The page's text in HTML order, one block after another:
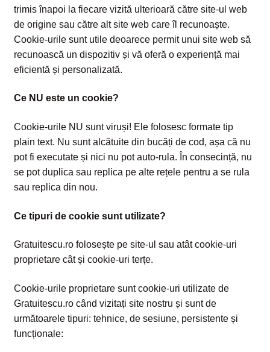
Politica de utilizare cookie
Privacy Policy
trimis înapoi la fiecare vizită ulterioară către site-ul web
de origine sau către alt site web care îl recunoaște.
Cookie-urile sunt utile deoarece permit unui site web să
recunoască un dispozitiv și vă oferă o experiență mai
eficientă și personalizată.
Ce NU este un cookie?
Cookie-urile NU sunt viruși! Ele folosesc formate tip
plain text. Nu sunt alcătuite din bucăți de cod, așa că nu
pot fi executate și nici nu pot auto-rula. În consecință, nu
se pot duplica sau replica pe alte rețele pentru a se rula
sau replica din nou.
Ce tipuri de cookie sunt utilizate?
Gratuitescu.ro folosește pe site-ul sau atât cookie-uri
proprietare cât și cookie-uri terțe.
Cookie-urile proprietare sunt cookie-uri utilizate de
Gratuitescu.ro când vizitați site nostru și sunt de
următoarele tipuri: tehnice, de sesiune, persistente și
funcționale: